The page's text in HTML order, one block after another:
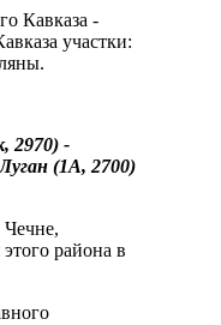
Кавказа -
участки:
2970) -
(1А, 2700)
Чечне,
района в